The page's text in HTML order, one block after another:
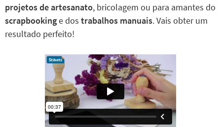
projetos de artesanato, bricolagem ou para amantes do
scrapbookinge dos trabalhos manuais. Vais obter um
resultado perfeito!